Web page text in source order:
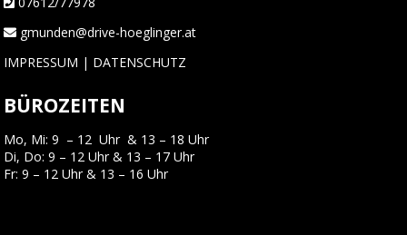
gmunden@drive-hoeglinger.at
IMPRESSUM | DATENSCHUTZ
BÜROZEITEN
Mo, Mi: 9 – 12 Uhr & 13 – 18 Uhr
Di, Do: 9 – 12 Uhr & 13 – 17 Uhr
Fr: 9 – 12 Uhr & 13 – 16 Uhr